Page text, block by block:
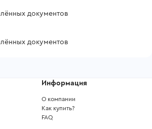
документов
документов
Информация
О компании
Как купить?
FAQ